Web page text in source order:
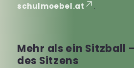
schulmoebel.at
.
Mehr als ein Sitzball
des Sitzens